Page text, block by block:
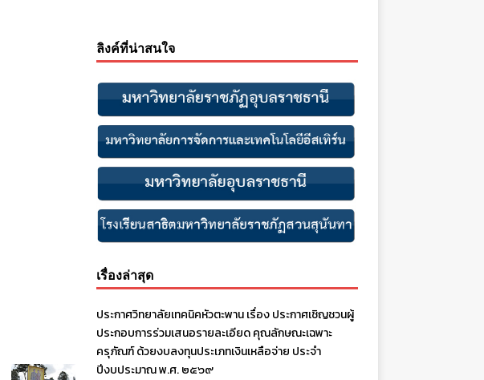
ลิงค์ที่น่าสนใจ
เรื่องล่าสุด
ประกาศวิทยาลัยเทคนิคหัวตะพาน เรื่อง ประกาศเชิญชวนผู้
ประกอบการร่วมเสนอรายละเอียด คุณลักษณะเฉพาะ
ครุภัณฑ์ ด้วยงบลงทุนประเภทเงินเหลือจ่าย ประจํา
ปีงบประมาณ พ.ศ. ๒๕๖๙